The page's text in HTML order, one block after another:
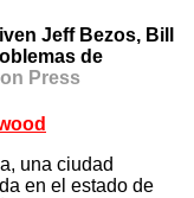
Jeff Bezos, Bill
de
Press
una ciudad
en el estado de